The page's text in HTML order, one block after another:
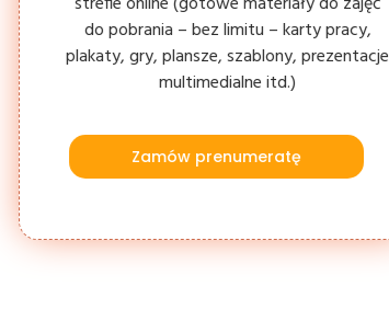
do pobrania – bez limitu – karty pracy,
plakaty, gry, plansze, szablony, prezentacje
multimedialne itd.)
Zamów prenumeratę